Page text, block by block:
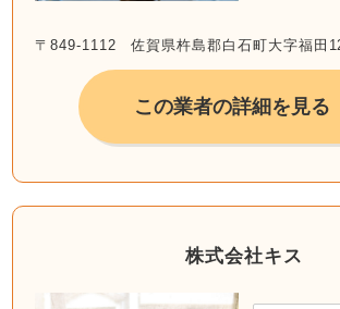
〒849-1112 佐賀県杵島郡白石町大字福田
この業者の詳細を見る
株式会社キス